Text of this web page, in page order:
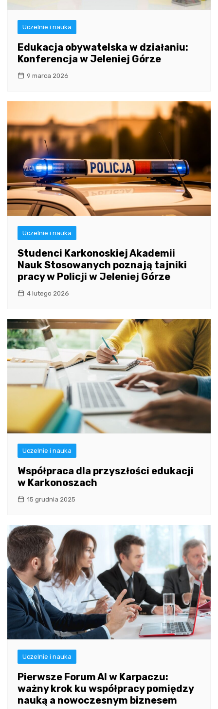
Uczelnie i nauka
Edukacja obywatelska w działaniu:
Konferencja w Jeleniej Górze
9 marca 2026
Uczelnie i nauka
Studenci Karkonoskiej Akademii
Nauk Stosowanych poznają tajniki
pracy w Policji w Jeleniej Górze
4 lutego 2026
Uczelnie i nauka
Współpraca dla przyszłości edukacji
w Karkonoszach
15 grudnia 2025
Uczelnie i nauka
Pierwsze Forum AI w Karpaczu:
ważny krok ku współpracy pomiędzy
nauką a nowoczesnym biznesem